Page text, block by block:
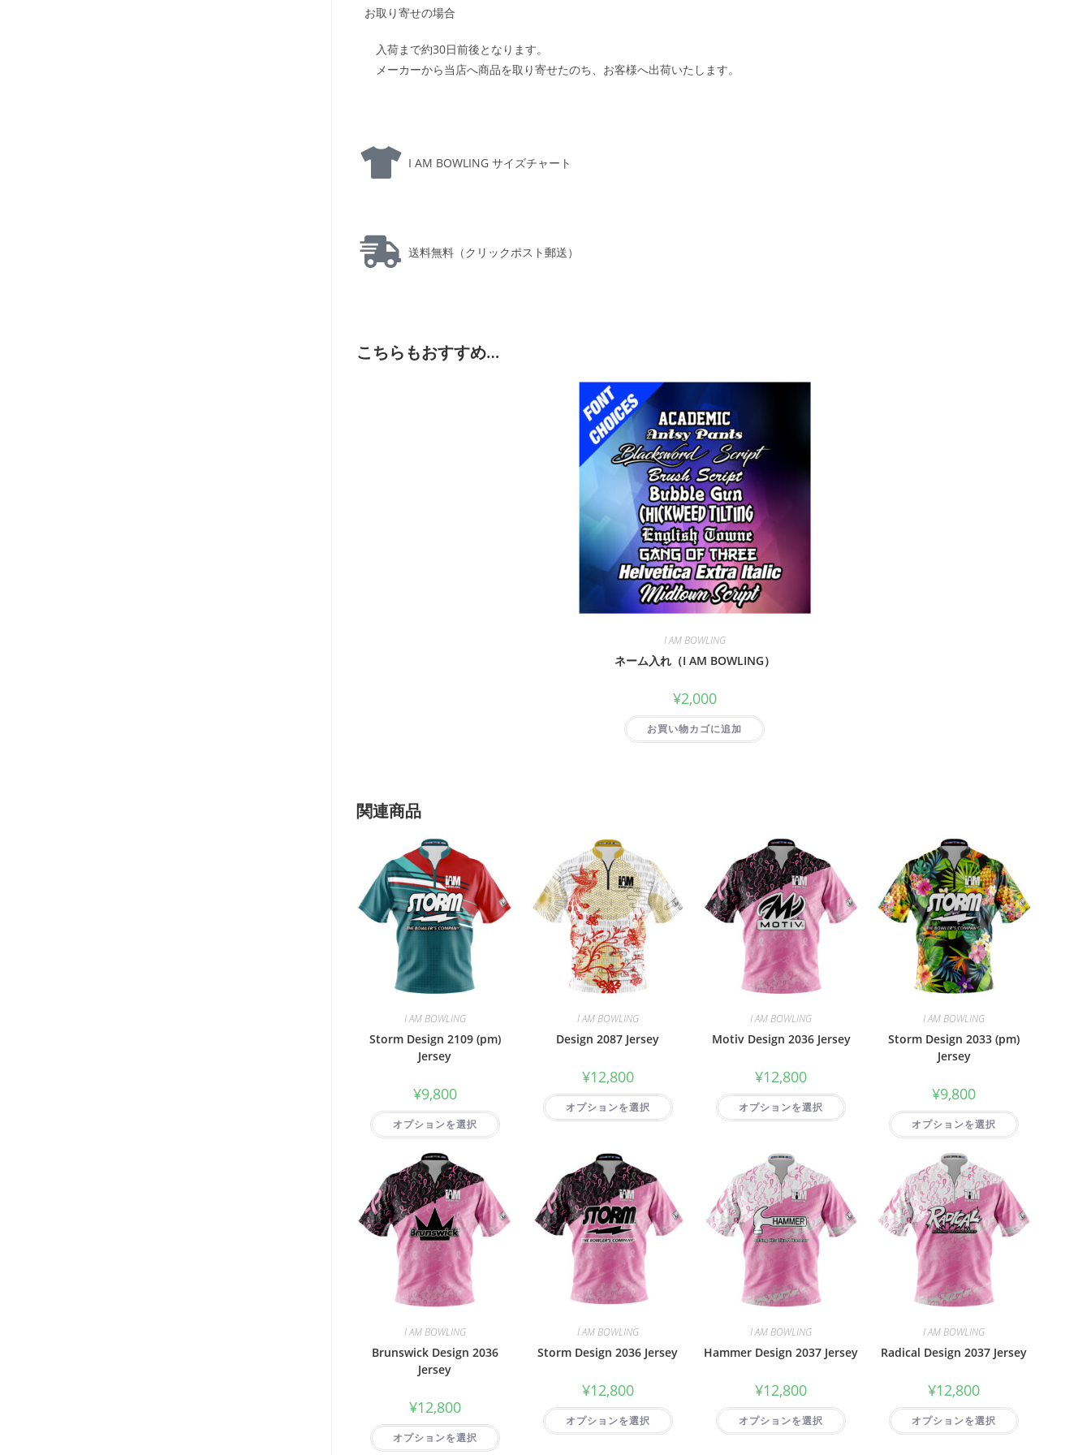
お取り寄せの場合
入荷まで約30日前後となります。
メーカーから当店へ商品を取り寄せたのち、お客様へ出荷いたします。
I AM BOWLING サイズチャート
送料無料（クリックポスト郵送）
こちらもおすすめ…
I AM BOWLING
ネーム入れ（I AM BOWLING）
¥2,000
お買い物カゴに追加
関連商品
I AM BOWLING
Storm Design 2109 (pm)
Jersey
¥9,800
オプションを選択
I AM BOWLING
Design 2087 Jersey
¥12,800
オプションを選択
I AM BOWLING
Motiv Design 2036 Jersey
¥12,800
オプションを選択
I AM BOWLING
Storm Design 2033 (pm)
Jersey
¥9,800
オプションを選択
I AM BOWLING
Brunswick Design 2036
Jersey
¥12,800
オプションを選択
I AM BOWLING
Storm Design 2036 Jersey
¥12,800
オプションを選択
I AM BOWLING
Hammer Design 2037 Jersey
¥12,800
オプションを選択
I AM BOWLING
Radical Design 2037 Jersey
¥12,800
オプションを選択